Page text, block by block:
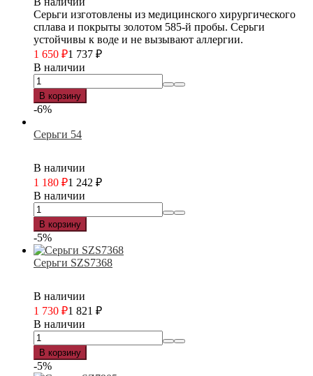
Серьги изготовлены из медицинского хирургического
сплава и покрыты золотом 585-й пробы. Серьги
устойчивы к воде и не вызывают аллергии.
1 650 ₽1 737 ₽
В наличии
В корзину
-6%
Серьги 54
В наличии
1 180 ₽1 242 ₽
В наличии
В корзину
-5%
Серьги SZS7368
В наличии
1 730 ₽1 821 ₽
В наличии
В корзину
-5%